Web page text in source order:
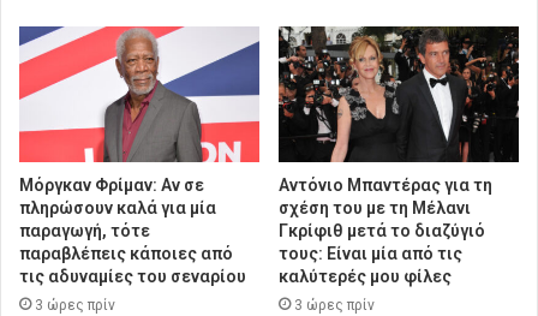
Μόργκαν Φρίμαν: Αν σε
πληρώσουν καλά για μία
παραγωγή, τότε
παραβλέπεις κάποιες από
τις αδυναμίες του σεναρίου
3 ώρες πρίν
Αντόνιο Μπαντέρας για τη
σχέση του με τη Μέλανι
Γκρίφιθ μετά το διαζύγιό
τους: Είναι μία από τις
καλύτερές μου φίλες
3 ώρες πρίν